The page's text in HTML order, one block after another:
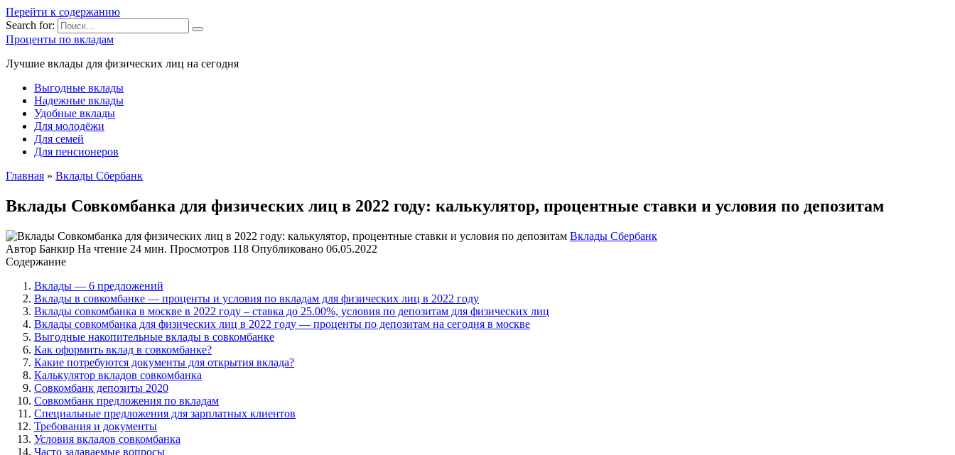
Перейти к содержанию
Search for:
Проценты по вкладам
Лучшие вклады для физических лиц на сегодня
Выгодные вклады
Надежные вклады
Удобные вклады
Для молодёжи
Для семей
Для пенсионеров
Главная » Вклады Сбербанк
Вклады Совкомбанка для физических лиц в 2022 году: калькулятор, процентные ставки и условия по депозитам
Вклады Сбербанк
Автор Банкир На чтение 24 мин. Просмотров 118 Опубликовано 06.05.2022
Содержание
Вклады — 6 предложений
Вклады в совкомбанке — проценты и условия по вкладам для физических лиц в 2022 году
Вклады совкомбанка в москве в 2022 году – ставка до 25.00%, условия по депозитам для физических лиц
Вклады совкомбанка для физических лиц в 2022 году — проценты по депозитам на сегодня в москве
Выгодные накопительные вклады в совкомбанке
Как оформить вклад в совкомбанке?
Какие потребуются документы для открытия вклада?
Калькулятор вкладов совкомбанка
Совкомбанк депозиты 2020
Совкомбанк предложения по вкладам
Специальные предложения для зарплатных клиентов
Требования и документы
Условия вкладов совкомбанка
Часто задаваемые вопросы